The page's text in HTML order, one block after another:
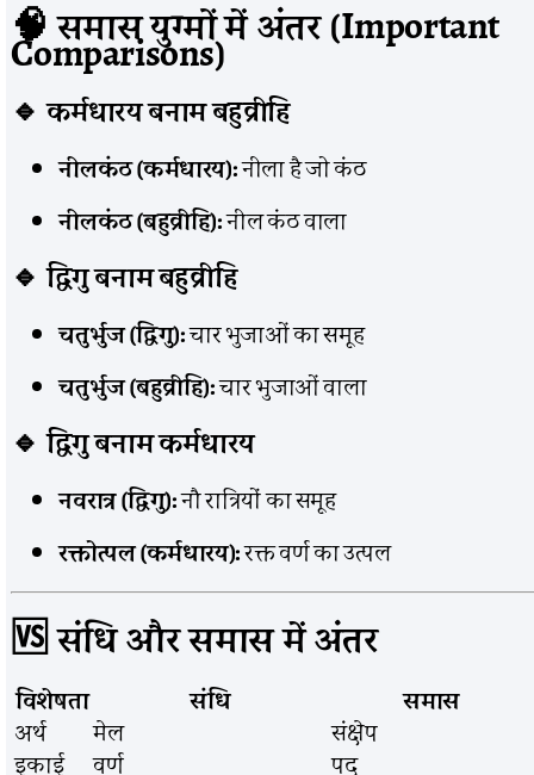
🧠 समास युग्मों में अंतर (Important
Comparisons)
🔹 कर्मधारय बनाम बहुव्रीहि
नीलकंठ (कर्मधारय):नीला है जो कंठ
नीलकंठ (बहुव्रीहि):नील कंठ वाला
🔹 द्विगु बनाम बहुव्रीहि
चतुर्भुज (द्विगु):चार भुजाओं का समूह
चतुर्भुज (बहुव्रीहि):चार भुजाओं वाला
🔹 द्विगु बनाम कर्मधारय
नवरात्र (द्विगु):नौ रात्रियों का समूह
रक्तोत्पल (कर्मधारय):रक्त वर्ण का उत्पल
🆚 संधि और समास में अंतर
विशेषता संधि
समास
अर्थ
मेल
संक्षेप
इकाई
वर्ण पद